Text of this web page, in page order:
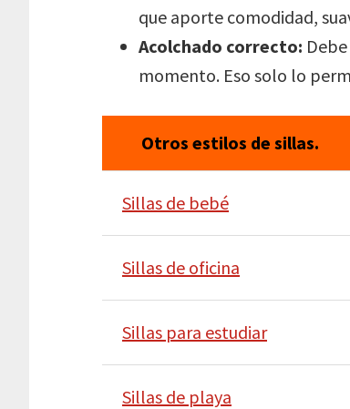
que aporte comodidad,
Acolchado correcto:
momento. Eso solo lo
Otros estilos de sillas.
Sillas de bebé
Sillas de oficina
Sillas para estudiar
Sillas de playa